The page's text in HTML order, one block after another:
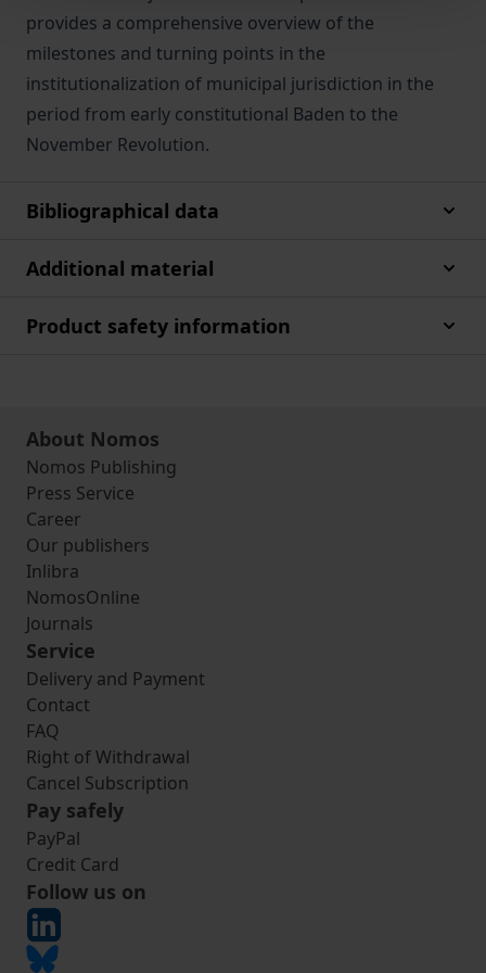
provides a comprehensive overview of the
milestones and turning points in the
institutionalization of municipal jurisdiction in the
period from early constitutional Baden to the
November Revolution.
Bibliographical data
Additional material
Product safety information
About Nomos
Nomos Publishing
Press Service
Career
Our publishers
Inlibra
NomosOnline
Journals
Service
Delivery and Payment
Contact
FAQ
Right of Withdrawal
Cancel Subscription
Pay safely
PayPal
Credit Card
Follow us on